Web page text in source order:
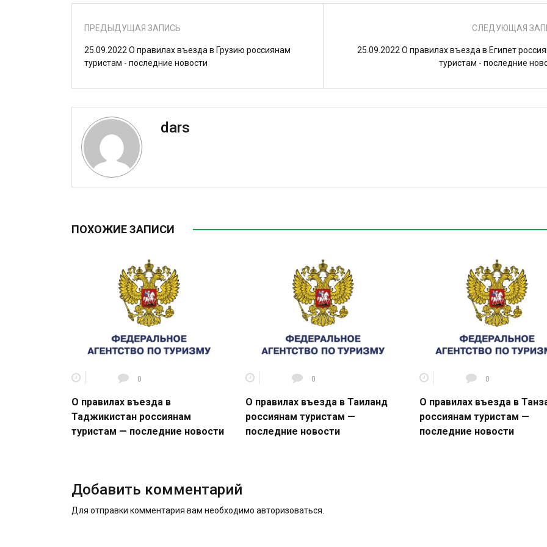
ПРЕДЫДУЩАЯ ЗАПИСЬ
25.09.2022 О правилах въезда в Грузию россиянам
туристам - последние новости
СЛЕДУЮЩАЯ
25.09.2022 О правилах въезда в Египет
туристам - последние
dars
ПОХОЖИЕ ЗАПИСИ
0
О правилах въезда в
Таджикистан россиянам
туристам — последние новости
0
О правилах въезда в Таиланд
россиянам туристам —
последние новости
0
О правилах въезда в
россиянам туристам —
последние новости
Добавить комментарий
Для отправки комментария вам необходимо авторизоваться